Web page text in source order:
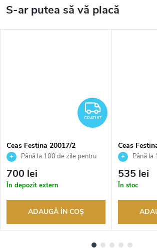
GRATUIT
GRATUIT
Ceas Festina 20017/2
Până la 100 de zile pentru
returnarea bunurilor. Vânzător
autorizat
700 lei
În depozit extern
ADAUGĂ ÎN COŞ
Ceas
Până la
returnarea
autorizat
535 lei
În stoc